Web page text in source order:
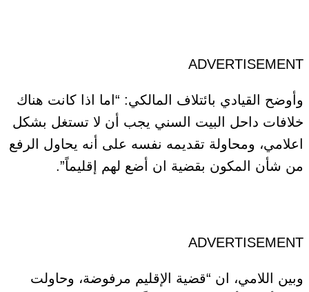
ADVERTISEMENT
وأوضح القيادي بائتلاف المالكي: “اما اذا كانت هناك
خلافات داحل البيت السني يجب أن لا تستغل بشكل
اعلامي، ومحاولة تقديمه نفسه على أنه يحاول الرفع
من شأن المكون بقضية ان أضع لهم إقليماً”.
ADVERTISEMENT
وبين اللامي، ان “قضية الإقليم مرفوضة، وحاولت